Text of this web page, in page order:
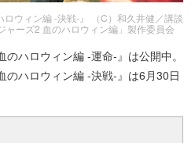
ウィン編 -決戦-』 （C）和久井健／講談
ーズ2 血のハロウィン編」製作委員会
ハロウィン編 -運命-』は公開中。
のハロウィン編 -決戦-』は6月30日